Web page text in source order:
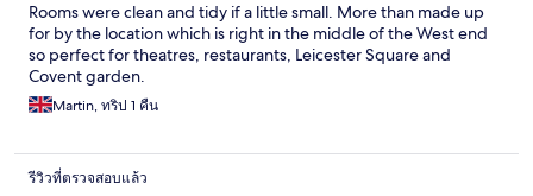
Rooms were clean and tidy if a little small. More than made up
for by the location which is right in the middle of the West end
so perfect for theatres, restaurants, Leicester Square and
Covent garden.
Martin, ทริป 1 คืน
รีวิวที่ตรวจสอบแล้ว